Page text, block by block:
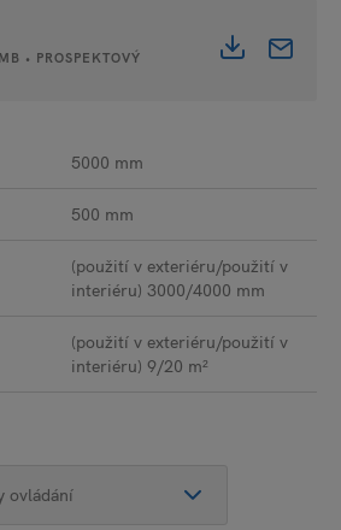
• PROSPEKTOVÝ
5000 mm
500 mm
(použití v exteriéru/použití v
interiéru) 3000/4000 mm
(použití v exteriéru/použití v
interiéru) 9/20 m²